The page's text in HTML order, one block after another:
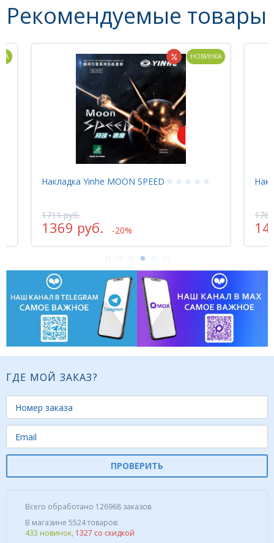
Рекомендуемые товары
Накладка Yinhe BIG DIPPER IV
1415 руб.
ГДЕ МОЙ ЗАКАЗ?
ПРОВЕРИТЬ
Всего обработано 126968 заказов.
В магазине 5524 товаров:
433 новинок, 1327 со скидкой